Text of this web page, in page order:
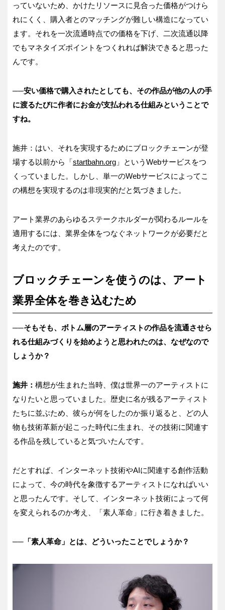
っていないため、かけたリソースに見合った価格がつけら
れにくく、購入者とのマッチングが難しい構造になってい
ます。それを一次流通時点での価格を下げ、二次流通以降
でもマネタイズポイントをつくれれば解決できると思った
んです。
──安い価格で購入されたとしても、その作品が他の人の手
に渡るたびに作者にお金が支払われる仕組みということで
すね。
施井：はい、それを実現するためにブロックチェーンが登
場する以前から「startbahn.org 」というWebサービスをつ
くっていました。しかし、単一のWebサービスによってこ
の構想を実現するのは非現実的だと気づきました。
アート業界のあらゆるステークホルダーが関わるルールを
適用するには、業界全体をつなぐネットワークが必要だと
考えたのです。
ブロックチェーンを使うのは、アート
業界全体を巻き込むため
──そもそも、ボトム層のアーティストの作品を流通させら
れる仕組みづくりを始めようと思われたのは、なぜなので
しょうか？
施井： 構想が生まれた当時、僕は世界一のアーティストに
なりたいと思っていました。歴史に名が残るアーティスト
たちに並ぶため、彼らが何をしたのか振り返ると、どの人
物も技術革新が起こった時代に生まれ、その技術に関連す
る作品を残していると気づいたんです。
だとすれば、インターネット技術やAIに関連する創作活動
によって、今の時代を象徴するアーティストになればいい
と思ったんです。そして、インターネット技術によって何
を変えられるのか考え、「素人革命」に行き着きました。
──「素人革命」とは、どういったことでしょうか？